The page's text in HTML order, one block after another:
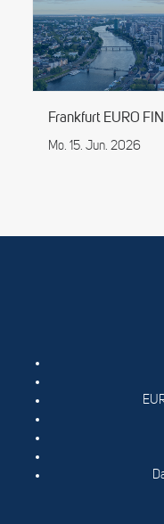
Frankfurt EURO
Mo. 15. Jun. 2026